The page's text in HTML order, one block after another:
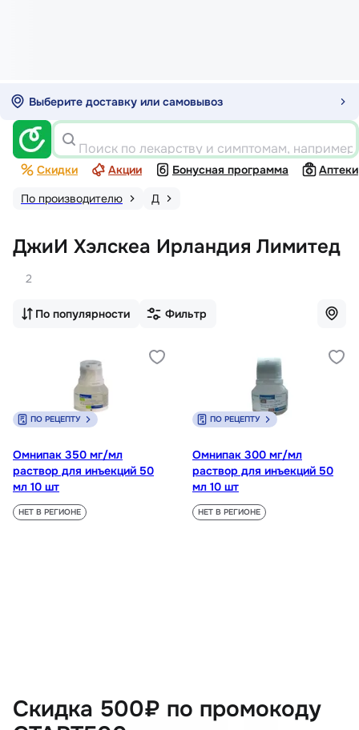
Выберите доставку или самовывоз
Поиск по лекарству и симптомам,
Скидки Акции Бонусная программа
Аптеки
По производителю
Д
ДжиИ Хэлскеа Ирландия Лимитед
2
По популярности Фильтр
ПО РЕЦЕПТУ
Омнипак 350 мг/мл
раствор для инъекций 50
мл 10 шт
НЕТ В РЕГИОНЕ
ПО РЕЦЕПТУ
Омнипак 300 мг/мл
раствор для инъекций 50
мл 10 шт
НЕТ В РЕГИОНЕ
Скидка 500₽ по промокоду